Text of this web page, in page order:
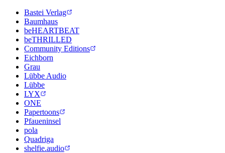
Bastei Verlag
Baumhaus
beHEARTBEAT
beTHRILLED
Community Editions
Eichborn
Grau
Lübbe Audio
Lübbe
LYX
ONE
Papertoons
Pfaueninsel
pola
Quadriga
shelfie.audio